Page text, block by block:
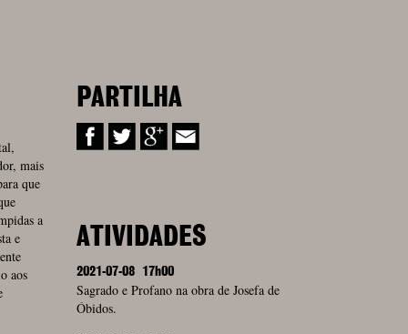
mais
que
a
e
aos
PARTILHA
ATIVIDADES
2021-07-08 17h00
Sagrado e Profano na obra de Josefa de
Óbidos.